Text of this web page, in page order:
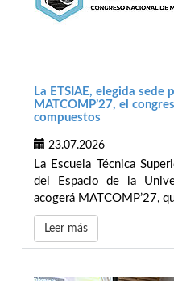
La ETSIAE, elegida sede
MATCOMP’27, el
compuestos
23.07.2026
La Escuela Técnica
del Espacio de la
acogerá MATCOMP’27,
Leer más